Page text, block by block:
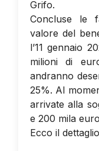
Grifo.
Concluse le
valore del
l’11 gennaio
milioni di
andranno
25%. Al
arrivate alla
e 200 mila
Ecco il